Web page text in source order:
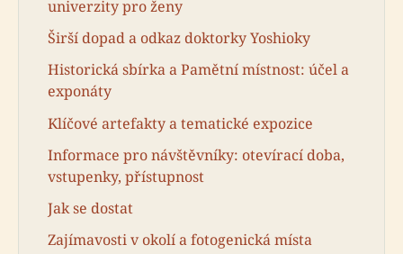
univerzity pro ženy
Širší dopad a odkaz doktorky Yoshioky
Historická sbírka a Pamětní místnost: účel a
exponáty
Klíčové artefakty a tematické expozice
Informace pro návštěvníky: otevírací doba,
vstupenky, přístupnost
Jak se dostat
Zajímavosti v okolí a fotogenická místa